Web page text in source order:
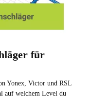
für
Yonex, Victor und RSL
auf welchem Level du